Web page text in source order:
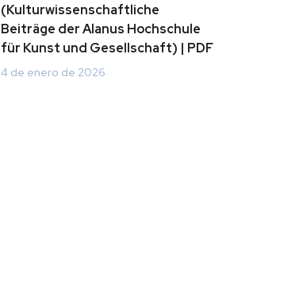
(Kulturwissenschaftliche
Beiträge der Alanus Hochschule
für Kunst und Gesellschaft) | PDF
4 de enero de 2026